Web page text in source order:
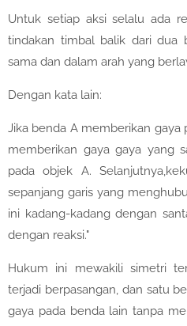
Untuk setiap aksi selalu ada
tindakan timbal balik dari dua
sama dan dalam arah yang
Dengan kata lain:
Jika benda A memberikan gaya
memberikan gaya gaya yang
pada objek A.
sepanjang garis yang
ini kadang-kadang dengan
dengan reaksi."
Hukum ini mewakili simetri
terjadi berpasangan, dan satu
gaya pada benda lain tanpa